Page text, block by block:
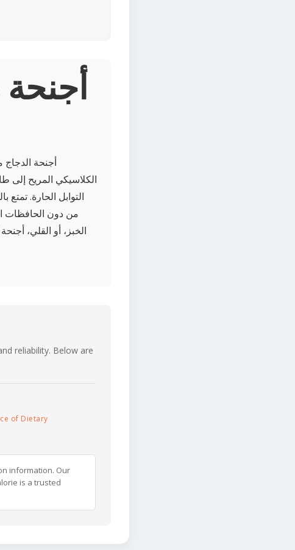
أجنحة
الكلاسيكي المريح إلى
التوابل الحارة.
من دون الحافظات
الخبز، أو القلي،
reliability. Below are
of Dietary
information. Our
is a trusted